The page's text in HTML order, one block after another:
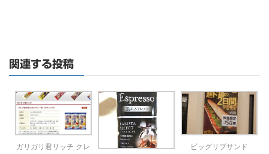
関連する投稿
ガリガリ君リッチ クレ
ビッグリブサンド